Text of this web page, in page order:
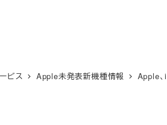
ビス Apple未発表新機種情報 Apple